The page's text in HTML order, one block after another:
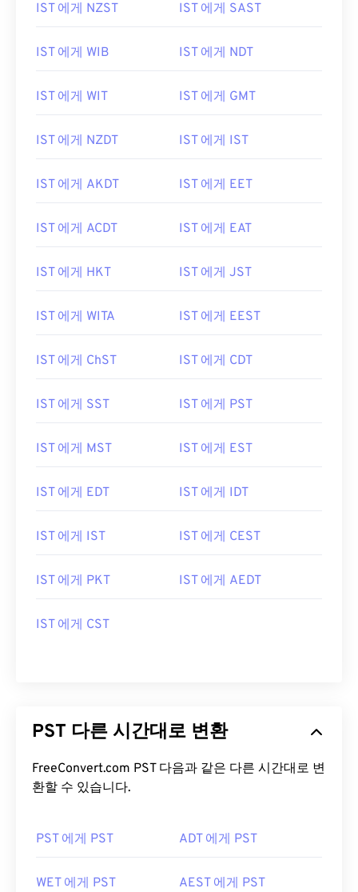
IST 에게 NZST IST 에게 SAST
IST 에게 WIB IST 에게 NDT
IST 에게 WIT IST 에게 GMT
IST 에게 NZDT IST 에게 IST
IST 에게 AKDT IST 에게 EET
IST 에게 ACDT IST 에게 EAT
IST 에게 HKT IST 에게 JST
IST 에게 WITA IST 에게 EEST
IST 에게 ChST IST 에게 CDT
IST 에게 SST IST 에게 PST
IST 에게 MST IST 에게 EST
IST 에게 EDT IST 에게 IDT
IST 에게 IST IST 에게 CEST
IST 에게 PKT IST 에게 AEDT
IST 에게 CST
PST 다른 시간대로 변환
FreeConvert.com PST 다음과 같은 다른 시간대로 변
환할 수 있습니다.
PST 에게 PST ADT 에게 PST
WET 에게 PST AEST 에게 PST